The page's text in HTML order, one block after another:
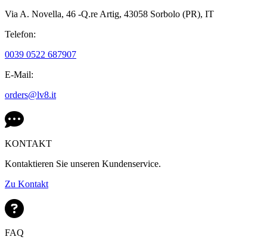
Via A. Novella, 46 -Q.re Artig, 43058 Sorbolo (PR), IT
Telefon:
0039 0522 687907
E-Mail:
orders@lv8.it
KONTAKT
Kontaktieren Sie unseren Kundenservice.
Zu Kontakt
FAQ